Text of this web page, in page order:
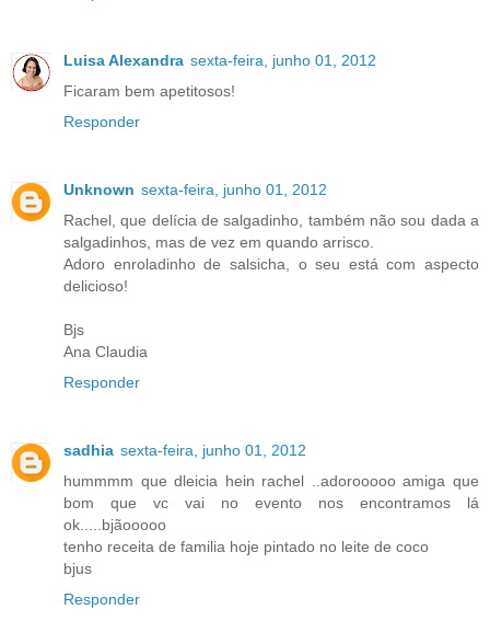
Luisa Alexandra sexta-feira, junho 01, 2012
Ficaram bem apetitosos!
Responder
Unknown sexta-feira, junho 01, 2012
Rachel, que delícia de salgadinho, também não sou dada a
salgadinhos, mas de vez em quando arrisco.
Adoro enroladinho de salsicha, o seu está com aspecto
delicioso!
Bjs
Ana Claudia
Responder
sadhia sexta-feira, junho 01, 2012
hummmm que dleicia hein rachel ..adorooooo amiga que
bom que vc vai no evento nos encontramos lá
ok.....bjãooooo
tenho receita de familia hoje pintado no leite de coco
bjus
Responder